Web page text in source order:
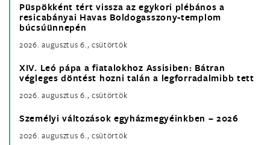
Püspökként tért vissza az egykori plébános a
resicabányai Havas Boldogasszony-templom
búcsúünnepén
2026. augusztus 6., csütörtök
XIV. Leó pápa a fiatalokhoz Assisiben: Bátran
végleges döntést hozni talán a legforradalmibb tett
2026. augusztus 6., csütörtök
Személyi változások egyházmegyéinkben – 2026
2026. augusztus 6., csütörtök